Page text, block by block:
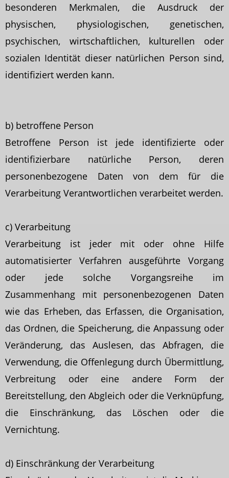
besonderen Merkmalen, die Ausdruck der
physischen, physiologischen, genetischen,
psychischen, wirtschaftlichen, kulturellen oder
sozialen Identität dieser natürlichen Person sind,
identifiziert werden kann.
b) betroffene Person
Betroffene Person ist jede identifizierte oder
identifizierbare natürliche Person, deren
personenbezogene Daten von dem für die
Verarbeitung Verantwortlichen verarbeitet werden.
c) Verarbeitung
Verarbeitung ist jeder mit oder ohne Hilfe
automatisierter Verfahren ausgeführte Vorgang
oder jede solche Vorgangsreihe im
Zusammenhang mit personenbezogenen Daten
wie das Erheben, das Erfassen, die Organisation,
das Ordnen, die Speicherung, die Anpassung oder
Veränderung, das Auslesen, das Abfragen, die
Verwendung, die Offenlegung durch Übermittlung,
Verbreitung oder eine andere Form der
Bereitstellung, den Abgleich oder die Verknüpfung,
die Einschränkung, das Löschen oder die
Vernichtung.
d) Einschränkung der Verarbeitung